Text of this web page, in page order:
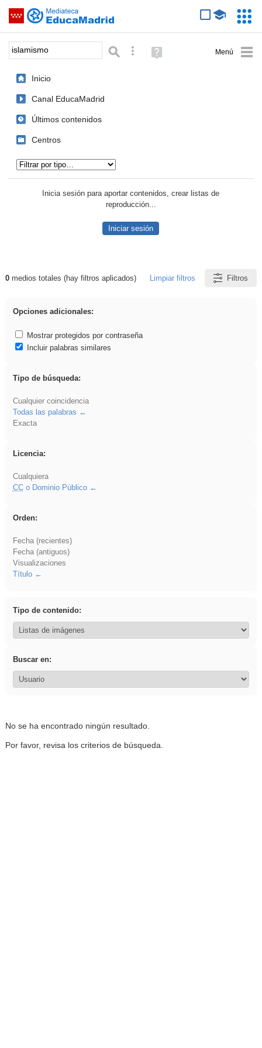
Saltar navegación
Palabra o frase: Búsqueda avanzada
Ayuda
(en
Inicio
Canal EducaMadrid
Últimos contenidos
Centros
Inicia sesión para aportar contenidos, crear listas de
reproducción...
Iniciar sesión
Resultados de: islamismo
0medios totales (hay filtros aplicados) Limpiar filtros Filtros
Opciones adicionales:
Mostrar protegidos por contraseña
Incluir palabras similares
Tipo de búsqueda:
Cualquier coincidencia
Todas las palabras
Exacta
Licencia:
Cualquiera
CCo Dominio Público
Orden:
Fecha (recientes)
Fecha (antiguos)
Visualizaciones
Título
Tipo de contenido:
Buscar en:
No se ha encontrado ningún resultado.
Por favor, revisa los criterios de búsqueda.